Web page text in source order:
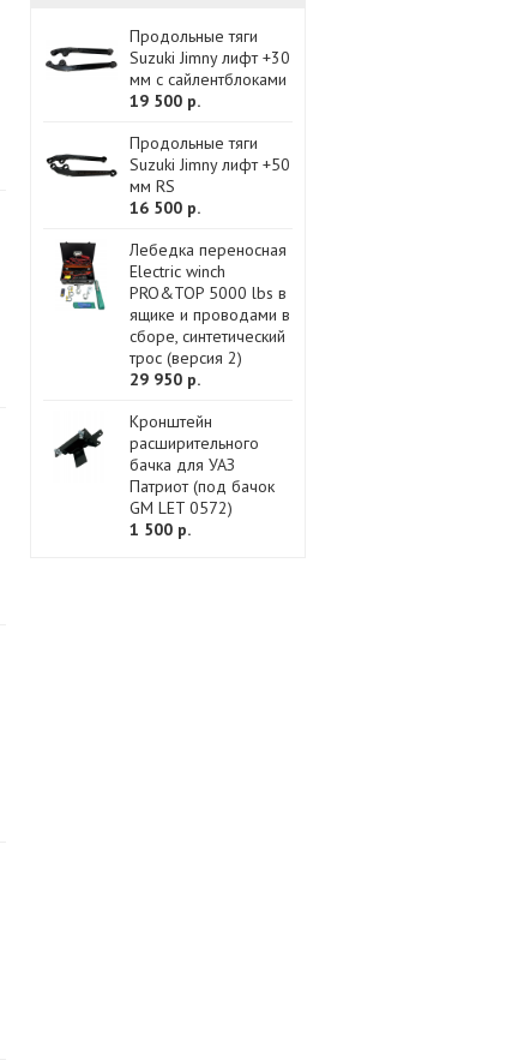
Продольные тяги
Suzuki Jimny лифт +30
мм с сайлентблоками
19 500 р.
Продольные тяги
Suzuki Jimny лифт +50
мм RS
16 500 р.
Лебедка переносная
Electric winch
PRO&TOP 5000 lbs в
ящике и проводами в
сборе, синтетический
трос (версия 2)
29 950 р.
Кронштейн
расширительного
бачка для УАЗ
Патриот (под бачок
GM LET 0572)
1 500 р.